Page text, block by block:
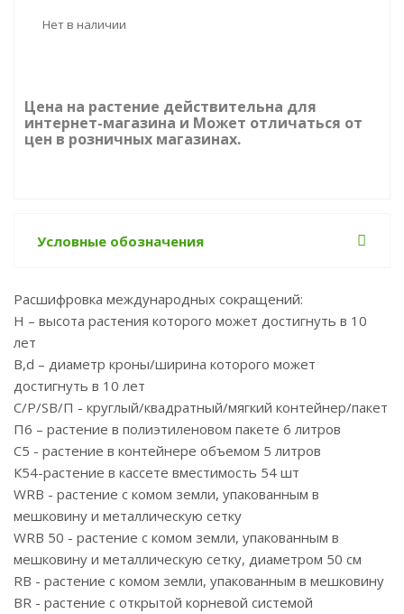
Нет в наличии
Цена на растение действительна для
интернет-магазина и Может отличаться от
цен в розничных магазинах.
Условные обозначения
Расшифровка международных сокращений:
Н – высота растения которого может достигнуть в 10
лет
B,d – диаметр кроны/ширина которого может
достигнуть в 10 лет
С/P/SB/П - круглый/квадратный/мягкий контейнер/пакет
П6 – растение в полиэтиленовом пакете 6 литров
С5 - растение в контейнере объемом 5 литров
К54-растение в кассете вместимость 54 шт
WRB - растение с комом земли, упакованным в
мешковину и металлическую сетку
WRB 50 - растение с комом земли, упакованным в
мешковину и металлическую сетку, диаметром 50 см
RB - растение с комом земли, упакованным в мешковину
BR - растение с открытой корневой системой